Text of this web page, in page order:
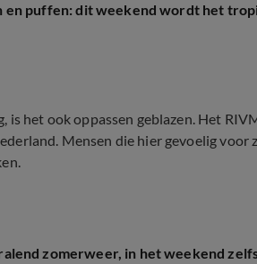
en puffen: dit weekend wordt het
is het ook oppassen geblazen. Het
Mensen die hier gevoelig
zomerweer, in het weekend